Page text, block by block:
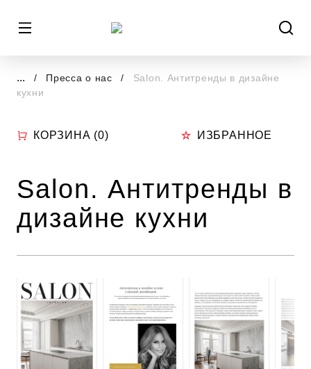
... Пресса о нас
Salon. Антитренды в дизайне
кухни
КОРЗИНА (0) ИЗБРАННОЕ
Salon. Антитренды в
дизайне кухни